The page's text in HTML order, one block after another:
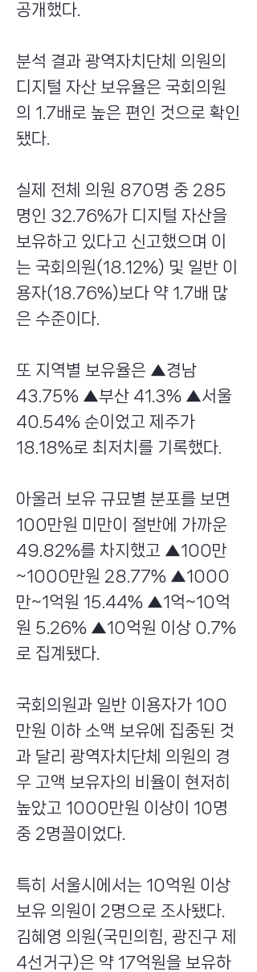
공개했다.
분석 결과 광역자치단체 의원의
디지털 자산 보유율은 국회의원
의 1.7배로 높은 편인 것으로 확인
됐다.
실제 전체 의원 870명 중 285
명인 32.76%가 디지털 자산을
보유하고 있다고 신고했으며 이
는 국회의원(18.12%) 및 일반 이
용자(18.76%)보다 약 1.7배 많
은 수준이다.
또 지역별 보유율은 ▲경남
43.75% ▲부산 41.3% ▲서울
40.54% 순이었고 제주가
18.18%로 최저치를 기록했다.
아울러 보유 규묘별 분포를 보면
100만원 미만이 절반에 가까운
49.82%를 차지했고 ▲100만
~1000만원 28.77% ▲1000
만~1억원 15.44% ▲1억~10억
원 5.26% ▲10억원 이상 0.7%
로 집계됐다.
국회의원과 일반 이용자가 100
만원 이하 소액 보유에 집중된 것
과 달리 광역자치단체 의원의 경
우 고액 보유자의 비율이 현저히
높았고 1000만원 이상이 10명
중 2명꼴이었다.
특히 서울시에서는 10억원 이상
보유 의원이 2명으로 조사됐다.
김혜영 의원(국민의힘, 광진구 제
4선거구)은 약 17억원을 보유하